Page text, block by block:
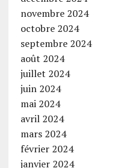
novembre 2024
octobre 2024
septembre 2024
août 2024
juillet 2024
juin 2024
mai 2024
avril 2024
mars 2024
février 2024
janvier 2024